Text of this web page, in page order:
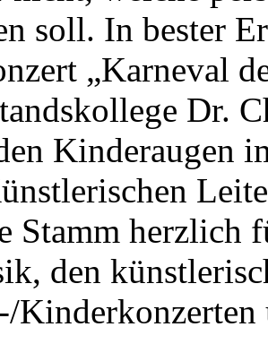
soll. In bester
„Karneval
Dr.
Kinderaugen
Stamm herzlich
den
Kinderkonzerten